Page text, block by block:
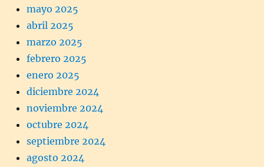
mayo 2025
abril 2025
marzo 2025
febrero 2025
enero 2025
diciembre 2024
noviembre 2024
octubre 2024
septiembre 2024
agosto 2024